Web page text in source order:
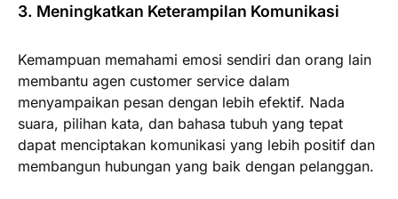
3. Meningkatkan Keterampilan Komunikasi
Kemampuan memahami emosi sendiri dan orang lain
membantu agen customer service dalam
menyampaikan pesan dengan lebih efektif. Nada
suara, pilihan kata, dan bahasa tubuh yang tepat
dapat menciptakan komunikasi yang lebih positif dan
membangun hubungan yang baik dengan pelanggan.